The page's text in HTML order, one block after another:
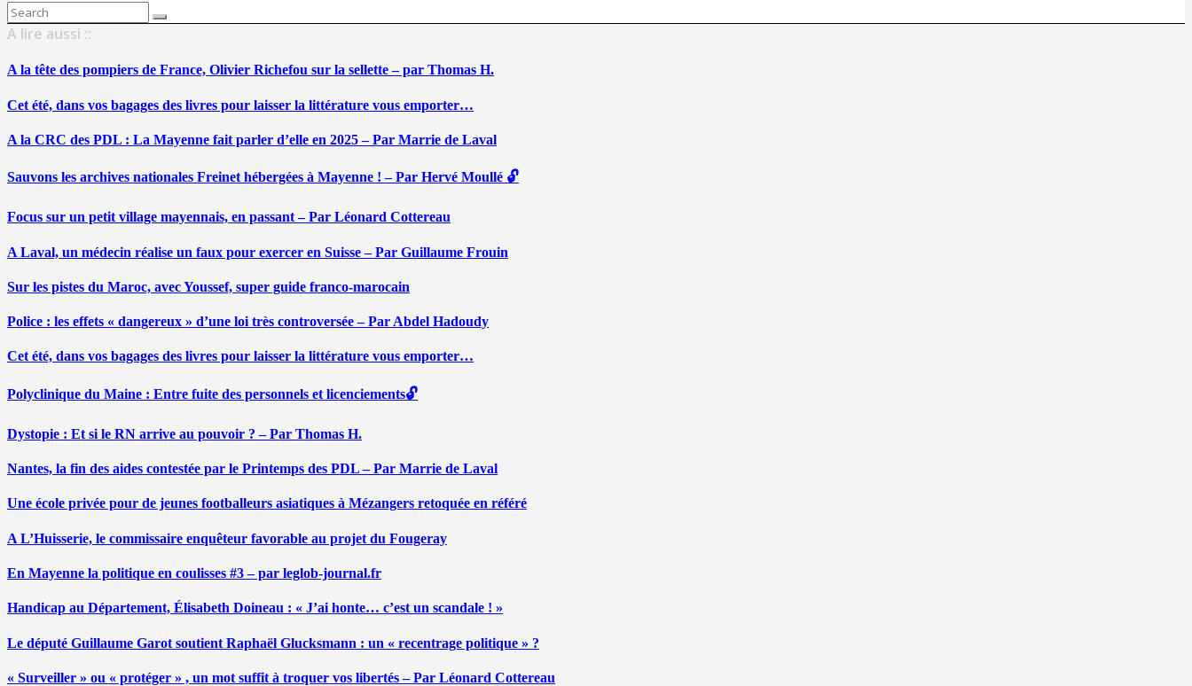
Search
for:
A lire aussi ::
A la tête des pompiers de France, Olivier Richefou sur la sellette – par Thomas H.
Cet été, dans vos bagages des livres pour laisser la littérature vous emporter…
A la CRC des PDL : La Mayenne fait parler d’elle en 2025 – Par Marrie de Laval
Sauvons les archives nationales Freinet hébergées à Mayenne ! – Par Hervé Moullé 🔓
Focus sur un petit village mayennais, en passant – Par Léonard Cottereau
A Laval, un médecin réalise un faux pour exercer en Suisse – Par Guillaume Frouin
Sur les pistes du Maroc, avec Youssef, super guide franco-marocain
Police : les effets « dangereux » d’une loi très controversée – Par Abdel Hadoudy
Cet été, dans vos bagages des livres pour laisser la littérature vous emporter…
Polyclinique du Maine : Entre fuite des personnels et licenciements🔓
Dystopie : Et si le RN arrive au pouvoir ? – Par Thomas H.
Nantes, la fin des aides contestée par le Printemps des PDL – Par Marrie de Laval
Une école privée pour de jeunes footballeurs asiatiques à Mézangers retoquée en référé
A L’Huisserie, le commissaire enquêteur favorable au projet du Fougeray
En Mayenne la politique en coulisses #3 – par leglob-journal.fr
Handicap au Département, Élisabeth Doineau : « J’ai honte… c’est un scandale ! »
Le député Guillaume Garot soutient Raphaël Glucksmann : un « recentrage politique » ?
« Surveiller » ou « protéger » , un mot suffit à troquer vos libertés – Par Léonard Cottereau